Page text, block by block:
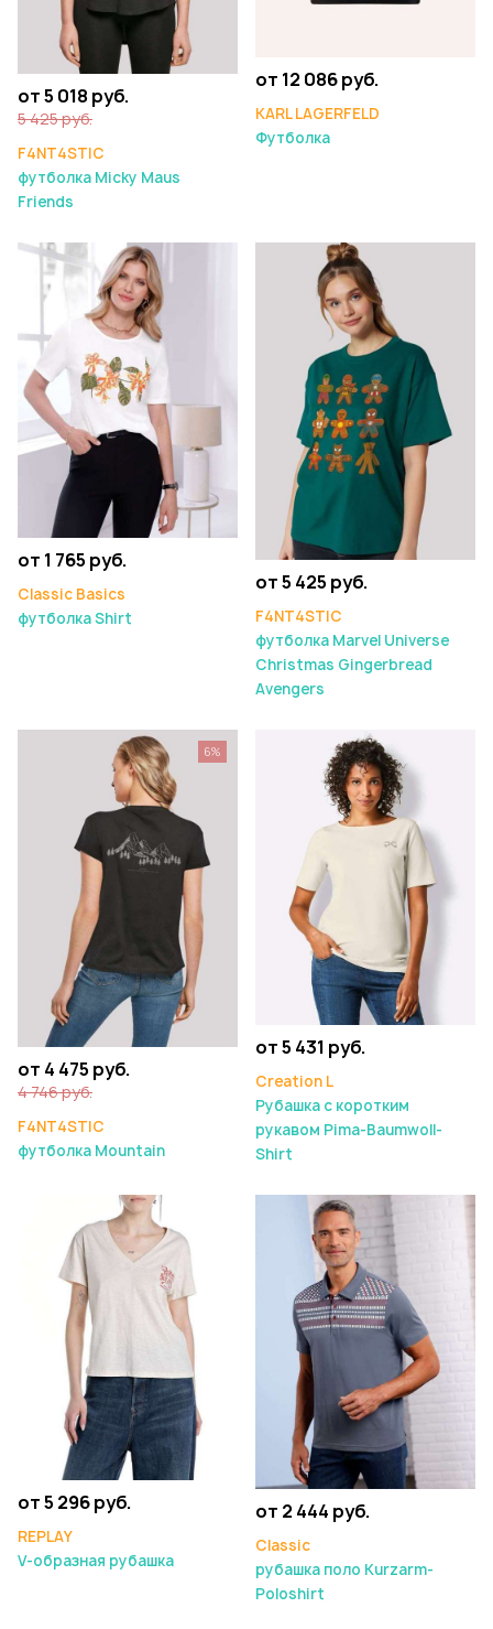
от 5 018 руб.
5 425 руб.
F4NT4STIC
футболка Micky Maus
Friends
от 12 086 руб.
KARL LAGERFELD
Футболка
от 1 765 руб.
Classic Basics
футболка Shirt
от 5 425 руб.
F4NT4STIC
футболка Marvel Universe
Christmas Gingerbread
Avengers
от 4 475 руб.
4 746 руб.
F4NT4STIC
футболка Mountain
6%
от 5 431 руб.
Creation L
Рубашка с коротким
рукавом Pima-Baumwoll-
Shirt
от 5 296 руб.
REPLAY
V-образная рубашка
от 2 444 руб.
Classic
рубашка поло Kurzarm-
Poloshirt